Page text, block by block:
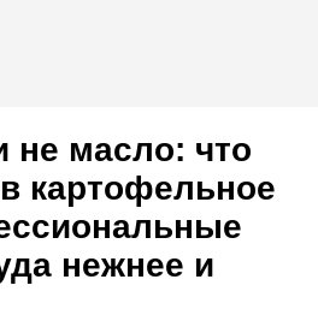
не масло: что
картофельное
нежнее и